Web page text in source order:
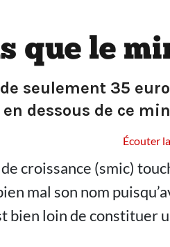
que le
seulement 35
dessous de ce
Écouter
croissance (smic)
mal son nom
bien loin de constituer